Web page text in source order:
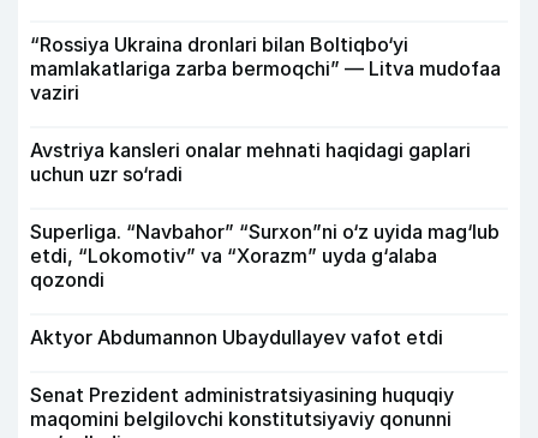
“Rossiya Ukraina dronlari bilan Boltiqbo‘yi
mamlakatlariga zarba bermoqchi” — Litva mudofaa
vaziri
Avstriya kansleri onalar mehnati haqidagi gaplari
uchun uzr so‘radi
Superliga. “Navbahor” “Surxon”ni o‘z uyida mag‘lub
etdi, “Lokomotiv” va “Xorazm” uyda g‘alaba
qozondi
Aktyor Abdu­mannon Ubaydullayev vafot etdi
Senat Prezident administratsiyasining huquqiy
maqomini belgilovchi konstitutsiyaviy qonunni